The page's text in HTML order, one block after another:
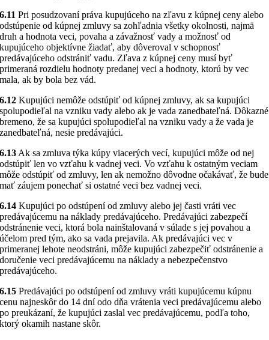
6.11 Pri posudzovaní práva kupujúceho na zľavu z kúpnej ceny alebo
odstúpenie od kúpnej zmluvy sa zohľadnia všetky okolnosti, najmä
druh a hodnota veci, povaha a závažnosť vady a možnosť od
kupujúceho objektívne žiadať, aby dôveroval v schopnosť
predávajúceho odstrániť vadu. Zľava z kúpnej ceny musí byť
primeraná rozdielu hodnoty predanej veci a hodnoty, ktorú by vec
mala, ak by bola bez vád.
6.12 Kupujúci nemôže odstúpiť od kúpnej zmluvy, ak sa kupujúci
spolupodieľal na vzniku vady alebo ak je vada zanedbateľná. Dôkazné
bremeno, že sa kupujúci spolupodieľal na vzniku vady a že vada je
zanedbateľná, nesie predávajúci.
6.13 Ak sa zmluva týka kúpy viacerých vecí, kupujúci môže od nej
odstúpiť len vo vzťahu k vadnej veci. Vo vzťahu k ostatným veciam
môže odstúpiť od zmluvy, len ak nemožno dôvodne očakávať, že bude
mať záujem ponechať si ostatné veci bez vadnej veci.
6.14 Kupujúci po odstúpení od zmluvy alebo jej časti vráti vec
predávajúcemu na náklady predávajúceho. Predávajúci zabezpečí
odstránenie veci, ktorá bola nainštalovaná v súlade s jej povahou a
účelom pred tým, ako sa vada prejavila. Ak predávajúci vec v
primeranej lehote neodstráni, môže kupujúci zabezpečiť odstránenie a
doručenie veci predávajúcemu na náklady a nebezpečenstvo
predávajúceho.
6.15 Predávajúci po odstúpení od zmluvy vráti kupujúcemu kúpnu
cenu najneskôr do 14 dní odo dňa vrátenia veci predávajúcemu alebo
po preukázaní, že kupujúci zaslal vec predávajúcemu, podľa toho,
ktorý okamih nastane skôr.